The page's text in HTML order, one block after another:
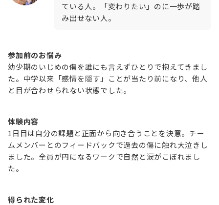
ている人。「変わりたい」のに一歩が踏
み出せない人。
参加前のお悩み
幼少期のいじめの傷を誰にも言えずひとりで抱えてきまし
た。中学以来「感情を隠す」ことが当たり前になり、他人
と目が合わせられない状態でした。
体験内容
1日目は自分の課題と正面から向き合うことを決意。チー
ムメンバーとのフィードバックで過去の傷に触れ大泣きし
ました。全員が円になるワークで自然と涙がこぼれまし
た。
得られた変化